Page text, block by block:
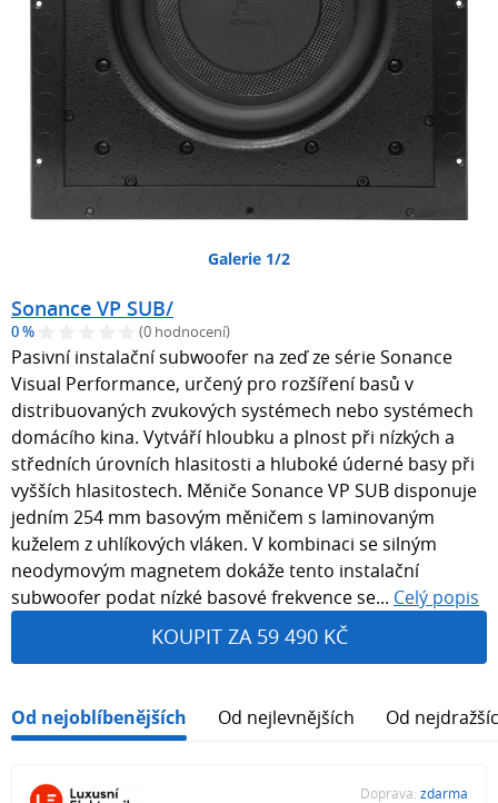
Galerie 1/2
Sonance VP SUB/
0 % (0 hodnocení)
Pasivní instalační subwoofer na zeď ze série Sonance
Visual Performance, určený pro rozšíření basů v
distribuovaných zvukových systémech nebo systémech
domácího kina. Vytváří hloubku a plnost při nízkých a
středních úrovních hlasitosti a hluboké úderné basy při
vyšších hlasitostech. Měniče Sonance VP SUB disponuje
jedním 254 mm basovým měničem s laminovaným
kuželem z uhlíkových vláken. V kombinaci se silným
neodymovým magnetem dokáže tento instalační
subwoofer podat nízké basové frekvence se... Celý popis
KOUPIT ZA 59 490 KČ
Od nejoblíbenějších Od nejlevnějších Od
Doprava: zdarma